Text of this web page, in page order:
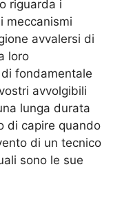
riguarda i
meccanismi
avvalersi di
loro
fondamentale
avvolgibili
lunga durata
di capire quando
di un tecnico
sono le sue